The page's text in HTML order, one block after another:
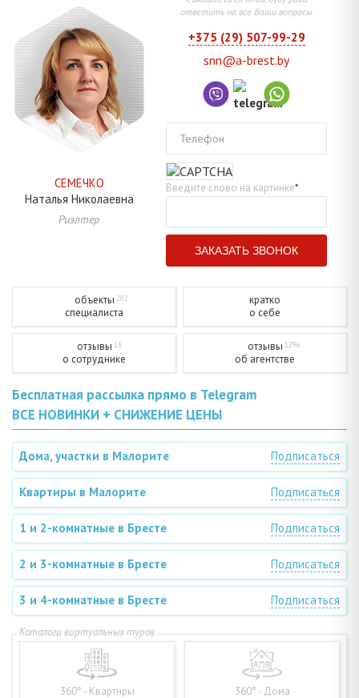
СЕМЕЧКО
Наталья Николаевна
Риэлтер
ответить на все Ваши вопросы
+375 (29) 507-99-29
snn@a-brest.by
Телефон
Введите слово на картинке*
объекты 202
специалиста
кратко
о себе
отзывы 13
о сотруднике
отзывы 1296
об агентстве
Бесплатная рассылка прямо в Telegram
ВСЕ НОВИНКИ + СНИЖЕНИЕ ЦЕНЫ
Дома, участки в Малорите Подписаться
Квартиры в Малорите Подписаться
1 и 2-комнатные в Бресте Подписаться
2 и 3-комнатные в Бресте Подписаться
3 и 4-комнатные в Бресте Подписаться
360° - Квартиры 360° - Дома